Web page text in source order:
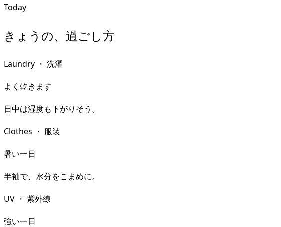
Today
きょうの、過ごし方
Laundry ・ 洗濯
よく乾きます
日中は湿度も下がりそう。
Clothes ・ 服装
暑い一日
半袖で、水分をこまめに。
UV ・ 紫外線
強い一日